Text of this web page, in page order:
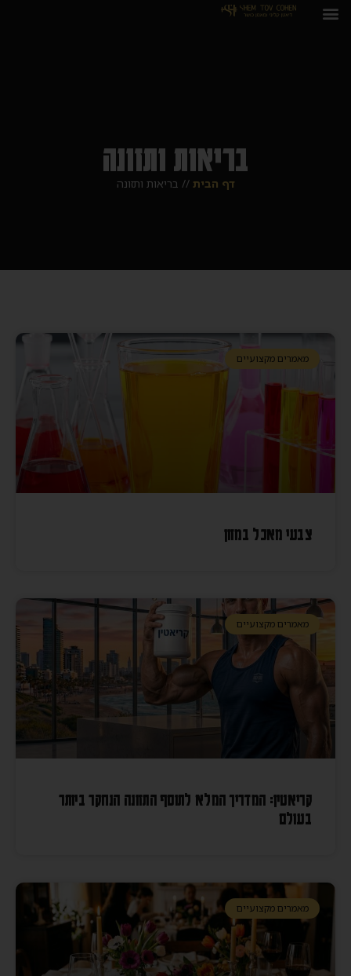
בריאות ותזונה
דף הבית // בריאות ותזונה
מאמרים מקצועיים
צבעי מאכל במזון
מאמרים מקצועיים
קריאטין: המדריך המלא לתוסף התזונה הנחקר ביותר
בעולם
מאמרים מקצועיים